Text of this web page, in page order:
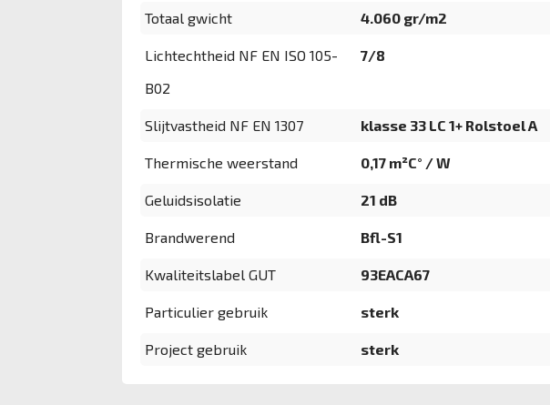
Totaal gwicht 4.060 gr/m2
Lichtechtheid NF EN ISO 105-
B02
7/8
Slijtvastheid NF EN 1307 klasse 33 LC 1+ Rolstoel A
Thermische weerstand 0,17 m²C° / W
Geluidsisolatie 21 dB
Brandwerend Bfl-S1
Kwaliteitslabel GUT 93EACA67
Particulier gebruik sterk
Project gebruik sterk